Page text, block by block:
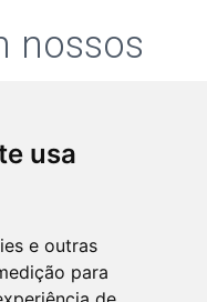
usa
e outras
para
nossos
849 - sala 801 -
- CEP: 58013-